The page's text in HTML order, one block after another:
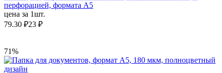
перфорацией, формата А5
цена за 1шт.
79.30 ₽23 ₽
71%